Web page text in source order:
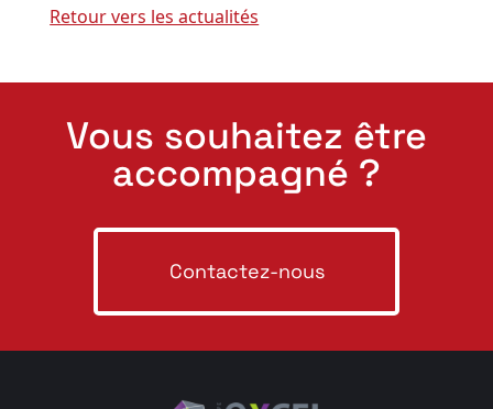
Retour vers les actualités
Vous souhaitez être
accompagné ?
Contactez-nous